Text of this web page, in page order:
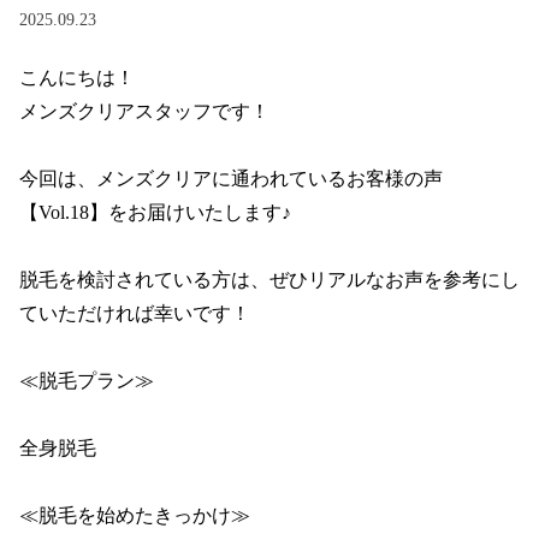
2025.09.23
こんにちは！
メンズクリアスタッフです！
今回は、メンズクリアに通われているお客様の声
【Vol.18】をお届けいたします♪
脱毛を検討されている方は、ぜひリアルなお声を参考にし
ていただければ幸いです！
≪脱毛プラン≫
全身脱毛
≪脱毛を始めたきっかけ≫